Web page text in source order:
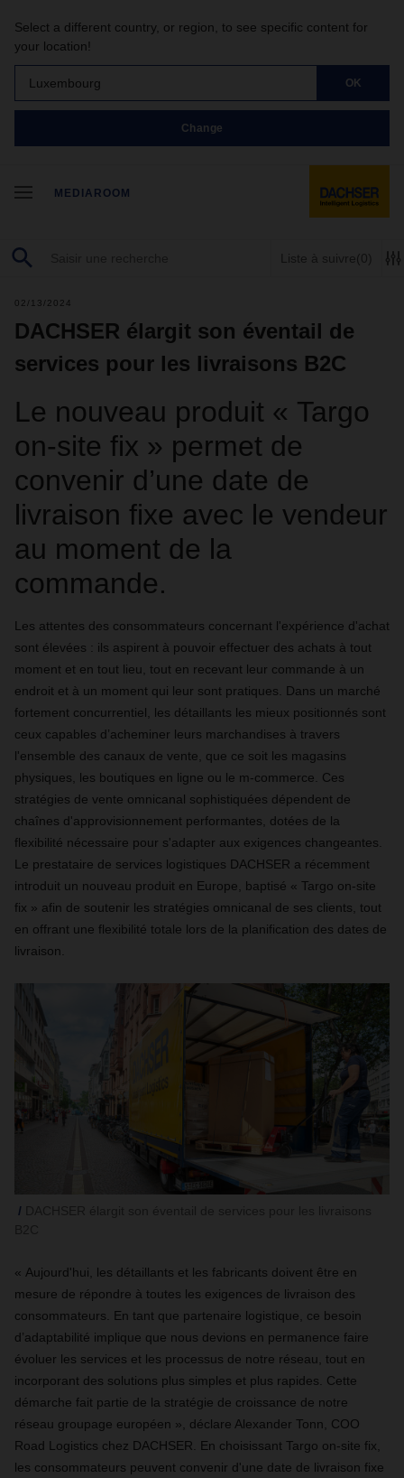
Select a different country, or region, to see specific content for
your location!
Luxembourg OK
Change
MEDIAROOM
Liste à suivre(0)
02/13/2024
DACHSER élargit son éventail de
services pour les livraisons B2C
Le nouveau produit « Targo
on-site fix » permet de
convenir d’une date de
livraison fixe avec le vendeur
au moment de la
commande.
Les attentes des consommateurs concernant l'expérience d'achat
sont élevées : ils aspirent à pouvoir effectuer des achats à tout
moment et en tout lieu, tout en recevant leur commande à un
endroit et à un moment qui leur sont pratiques. Dans un marché
fortement concurrentiel, les détaillants les mieux positionnés sont
ceux capables d’acheminer leurs marchandises à travers
l'ensemble des canaux de vente, que ce soit les magasins
physiques, les boutiques en ligne ou le m-commerce. Ces
stratégies de vente omnicanal sophistiquées dépendent de
chaînes d'approvisionnement performantes, dotées de la
flexibilité nécessaire pour s'adapter aux exigences changeantes.
Le prestataire de services logistiques DACHSER a récemment
introduit un nouveau produit en Europe, baptisé « Targo on-site
fix » afin de soutenir les stratégies omnicanal de ses clients, tout
en offrant une flexibilité totale lors de la planification des dates de
livraison.
« Aujourd'hui, les détaillants et les fabricants doivent être en
mesure de répondre à toutes les exigences de livraison des
consommateurs. En tant que partenaire logistique, ce besoin
d’adaptabilité implique que nous devions en permanence faire
évoluer les services et les processus de notre réseau, tout en
incorporant des solutions plus simples et plus rapides. Cette
démarche fait partie de la stratégie de croissance de notre
réseau groupage européen », déclare Alexander Tonn, COO
Road Logistics chez DACHSER. En choisissant Targo on-site fix,
les consommateurs peuvent convenir d'une date de livraison fixe